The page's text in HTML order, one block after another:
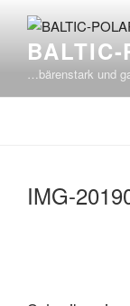
Inhalt
springenBALTIC-
…bärenstark und
IMG-